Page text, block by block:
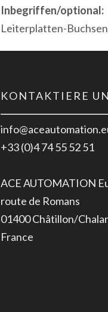
Inbegriffen/optional:
Leiterplatten-
KONTAKTIERE
+33 (0)4 74 55 52 51
ACE AUTOMATION
route de Romans
01400 Châtillon/
France